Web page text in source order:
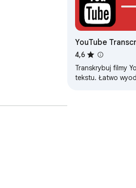
YouTube
Transkrypcja
4,6
Transkrybuj filmy
tekstu. Łatwo